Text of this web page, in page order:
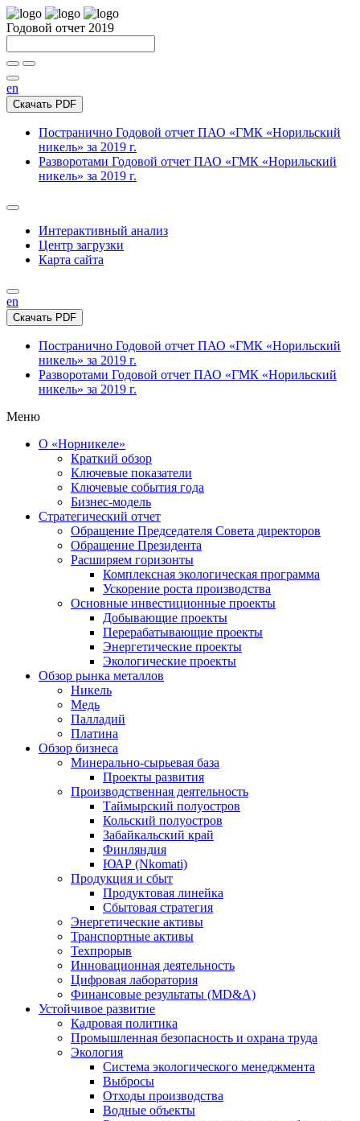
Годовой отчет 2019
en
Скачать PDF
Постранично Годовой отчет ПАО «ГМК «Норильский
никель» за 2019 г.
Разворотами Годовой отчет ПАО «ГМК «Норильский
никель» за 2019 г.
Интерактивный анализ
Центр загрузки
Карта сайта
en
Скачать PDF
Постранично Годовой отчет ПАО «ГМК «Норильский
никель» за 2019 г.
Разворотами Годовой отчет ПАО «ГМК «Норильский
никель» за 2019 г.
Меню
О «Норникеле»
Краткий обзор
Ключевые показатели
Ключевые события года
Бизнес-модель
Стратегический отчет
Обращение Председателя Совета директоров
Обращение Президента
Расширяем горизонты
Комплексная экологическая программа
Ускорение роста производства
Основные инвестиционные проекты
Добывающие проекты
Перерабатывающие проекты
Энергетические проекты
Экологические проекты
Обзор рынка металлов
Никель
Медь
Палладий
Платина
Обзор бизнеса
Минерально-сырьевая база
Проекты развития
Производственная деятельность
Таймырский полуостров
Кольский полуостров
Забайкальский край
Финляндия
ЮАР (Nkomati)
Продукция и сбыт
Продуктовая линейка
Сбытовая стратегия
Энергетические активы
Транспортные активы
Техпрорыв
Инновационная деятельность
Цифровая лаборатория
Финансовые результаты (MD&A)
Устойчивое развитие
Кадровая политика
Промышленная безопасность и охрана труда
Экология
Система экологического менеджмента
Выбросы
Отходы производства
Водные объекты